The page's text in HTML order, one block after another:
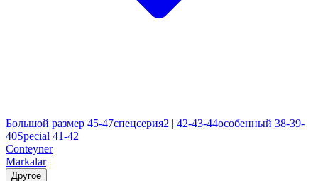
Большой размер 45-47спецсерия2 | 42-43-44особенный 38-39-
40Special 41-42
Conteyner
Markalar
Другое